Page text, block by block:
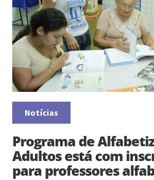
Notícias
Programa de
Adultos está com
para professores